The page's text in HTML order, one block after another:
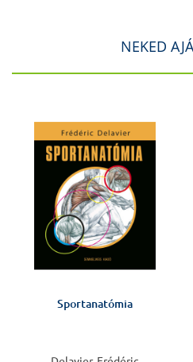
NEKED
Sportanatómia